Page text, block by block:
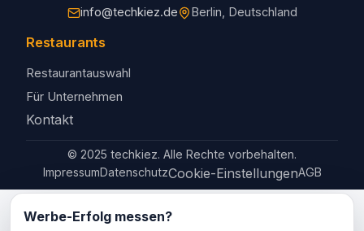
info@techkiez.de
Berlin, Deutschland
Restaurants
Restaurantauswahl
Für Unternehmen
Kontakt
© 2025 techkiez. Alle Rechte vorbehalten.
ImpressumDatenschutzCookie-EinstellungenAGB
Werbe-Erfolg messen?